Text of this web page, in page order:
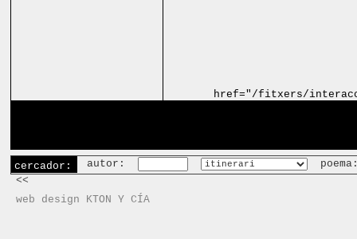
href="/fitxers/
cercador: autor:
<<
web design KTON Y CÍA